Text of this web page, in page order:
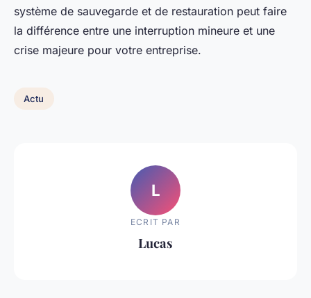
système de sauvegarde et de restauration peut faire
la différence entre une interruption mineure et une
crise majeure pour votre entreprise.
Actu
L
ECRIT PAR
Lucas